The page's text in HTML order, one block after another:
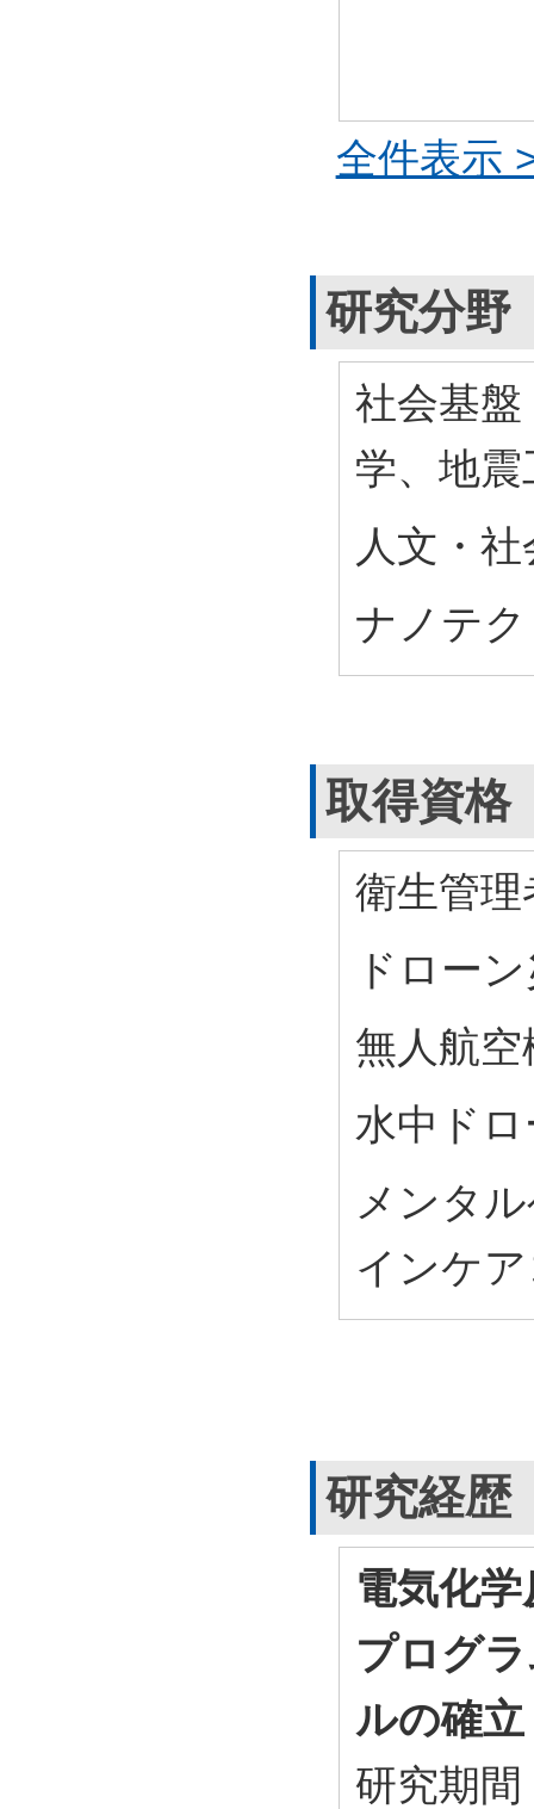
全件表示
研究分野
社会基
学、地
人文・
ナノテ
取得資格
衛生管
ドロー
無人航
水中ド
メンタ
インケ
研究経歴
電気化
プログ
ルの確立
研究期間